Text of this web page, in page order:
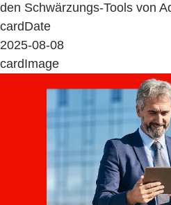
den Schwärzungs-Tools von
cardDate
2025-08-08
cardImage